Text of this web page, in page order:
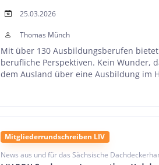
25.03.2026
Thomas Münch
Mit über 130 Ausbildungsberufen
berufliche Perspektiven. Kein Wunder,
dem Ausland über eine Ausbildung im
Mitgliederrundschreiben LIV
News aus und für das Sächsische